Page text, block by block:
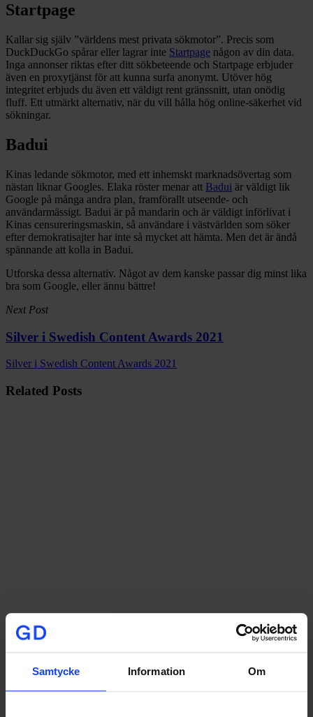
Samtycke Information Om
Startpage
Kallar sig själv ”världens mest privata sökmotor”. Precis som
DuckDuckGo spårar eller lagrar inte Startpage någon av din data.
Inga annonser riktas efter ditt sökbeteende och Startpage erbjuder
även en proxytjänst för att kunna surfa anonymt. Utöver hög
integritet erbjuds du även ett väldigt rent gränssnitt, utan onödig
fluff. Ett utmärkt alternativ, när du vill hålla hög online-säkerhet vid
sökningar.
Badui
Kinas ledande sökmotor, med ett inhemskt marknadsövertag som
nästan liknar Googles. Elaka röster menar att Badui är väldigt lik
Google på många andra plan, framförallt utseende- och
användarmässigt. Badui är på mandarin och är väldigt införlivat i
Kinas censureringsmaskin, så användare i västvärlden som söker
efter demokratisajter har inte så mycket att hämta. Men det är ändå
spännande att kolla in Badui.
Utforska dessa alternativ. Något av dem kanske passar dig minst lika
bra som Google, eller ännu bättre!
Next Post
Silver i Swedish Content Awards 2021
Silver i Swedish Content Awards 2021
Related Posts